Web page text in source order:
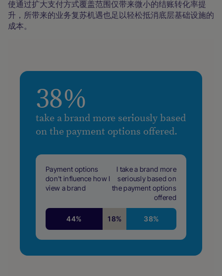
使通过扩大支付方式覆盖范围仅带来微小的结账转化率提
升，所带来的业务复苏机遇也足以轻松抵消底层基础设施的
成本。